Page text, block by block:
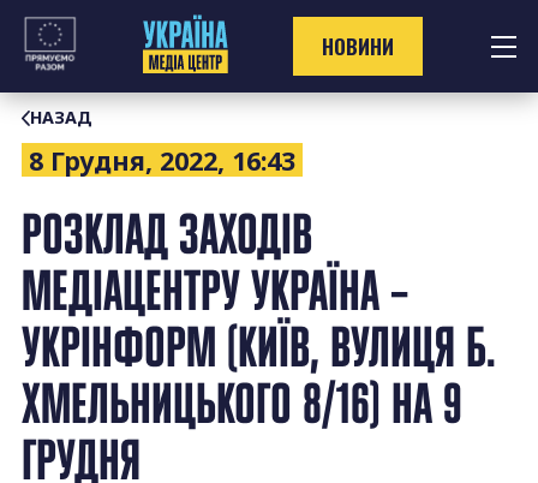
Перейти
контенту
НОВИНИ
НАЗАД
8 Грудня, 2022, 16:43
РОЗКЛАД ЗАХОДІВ
МЕДІАЦЕНТРУ УКРАЇНА –
УКРІНФОРМ (КИЇВ, ВУЛИЦЯ Б.
ХМЕЛЬНИЦЬКОГО 8/16) НА 9
ГРУДНЯ